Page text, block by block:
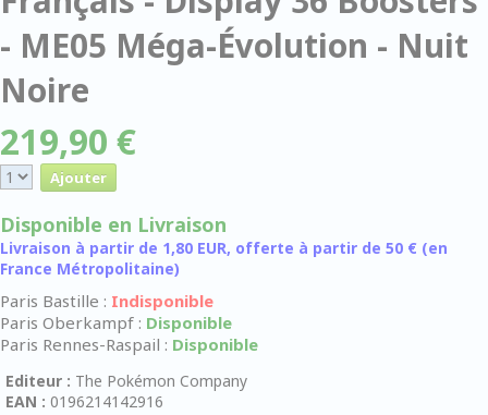
- ME05 Méga-Évolution - Nuit
Noire
219,90 €
Disponible en Livraison
Livraison à partir de 1,80 EUR, offerte à partir de 50 € (en
France Métropolitaine)
Paris Bastille : Indisponible
Paris Oberkampf : Disponible
Paris Rennes-Raspail : Disponible
Editeur : The Pokémon Company
EAN : 0196214142916